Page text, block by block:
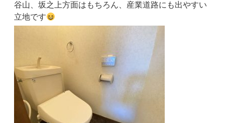
谷山、坂之上方面はもちろん、産業道路にも出やすい
立地です